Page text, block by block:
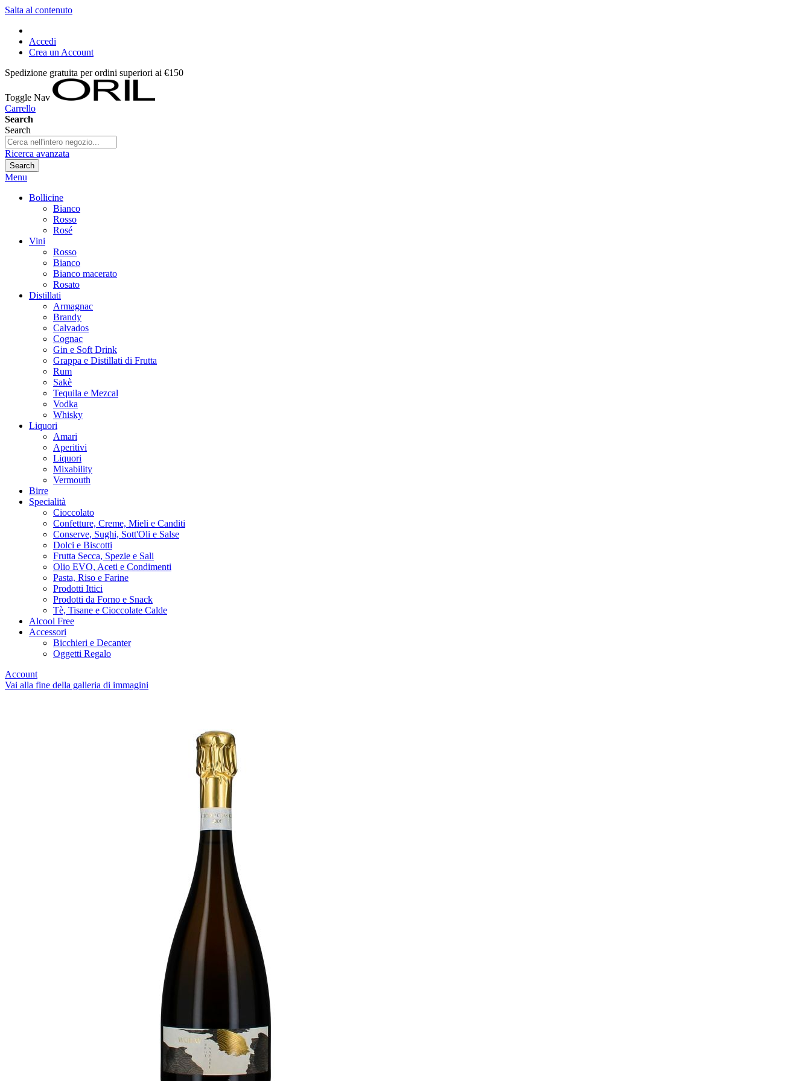
Salta al contenuto
Accedi
Crea un Account
Spedizione gratuita per ordini superiori ai €150
Toggle Nav
Carrello
Search
Search
Ricerca avanzata
Search
Menu
Bollicine
Bianco
Rosso
Rosé
Vini
Rosso
Bianco
Bianco macerato
Rosato
Distillati
Armagnac
Brandy
Calvados
Cognac
Gin e Soft Drink
Grappa e Distillati di Frutta
Rum
Sakè
Tequila e Mezcal
Vodka
Whisky
Liquori
Amari
Aperitivi
Liquori
Mixability
Vermouth
Birre
Specialità
Cioccolato
Confetture, Creme, Mieli e Canditi
Conserve, Sughi, Sott'Oli e Salse
Dolci e Biscotti
Frutta Secca, Spezie e Sali
Olio EVO, Aceti e Condimenti
Pasta, Riso e Farine
Prodotti Ittici
Prodotti da Forno e Snack
Tè, Tisane e Cioccolate Calde
Alcool Free
Accessori
Bicchieri e Decanter
Oggetti Regalo
Account
Vai alla fine della galleria di immagini